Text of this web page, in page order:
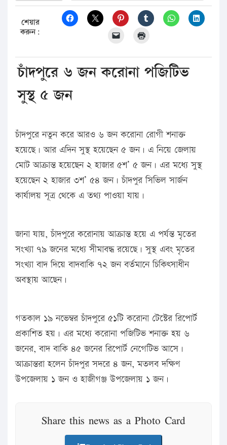
শেয়ার
করুন:
চাঁদপুরে ৬ জন করোনা পজিটিভ
সুস্থ ৫ জন
চাঁদপুরে নতুন করে আরও ৬ জন করোনা রোগী শনাক্ত
হয়েছে। আর এদিন সুস্থ হয়েছেন ৫ জন। এ নিয়ে জেলায়
মোট আক্রান্ত হয়েছেন ২ হাজার ৫শ’ ৫ জন। এর মধ্যে সুস্থ
হয়েছেন ২ হাজার ৩শ’ ৫৪ জন। চাঁদপুর সিভিল সার্জন
কার্যালয় সূত্র থেকে এ তথ্য পাওয়া যায়।
জানা যায়, চাঁদপুরে করোনায় আক্রান্ত হয়ে এ পর্যন্ত মৃতের
সংখ্যা ৭৯ জনের মধ্যে সীমাবদ্ধ রয়েছে। সুস্থ এবং মৃতের
সংখ্যা বাদ দিয়ে বাদবাকি ৭২ জন বর্তমানে চিকিৎসাধীন
অবস্থায় আছেন।
গতকাল ১৯ নভেম্বর চাঁদপুরে ৫১টি করোনা টেস্টের রিপোর্ট
প্রকাশিত হয়। এর মধ্যে করোনা পজিটিভ শনাক্ত হয় ৬
জনের, বাদ বাকি ৪৫ জনের রিপোর্ট নেগেটিভ আসে।
আক্রান্তরা হলেন চাঁদপুর সদরে ৪ জন, মতলব দক্ষিণ
উপজেলায় ১ জন ও হাজীগঞ্জ উপজেলায় ১ জন।
Share this news as a Photo Card